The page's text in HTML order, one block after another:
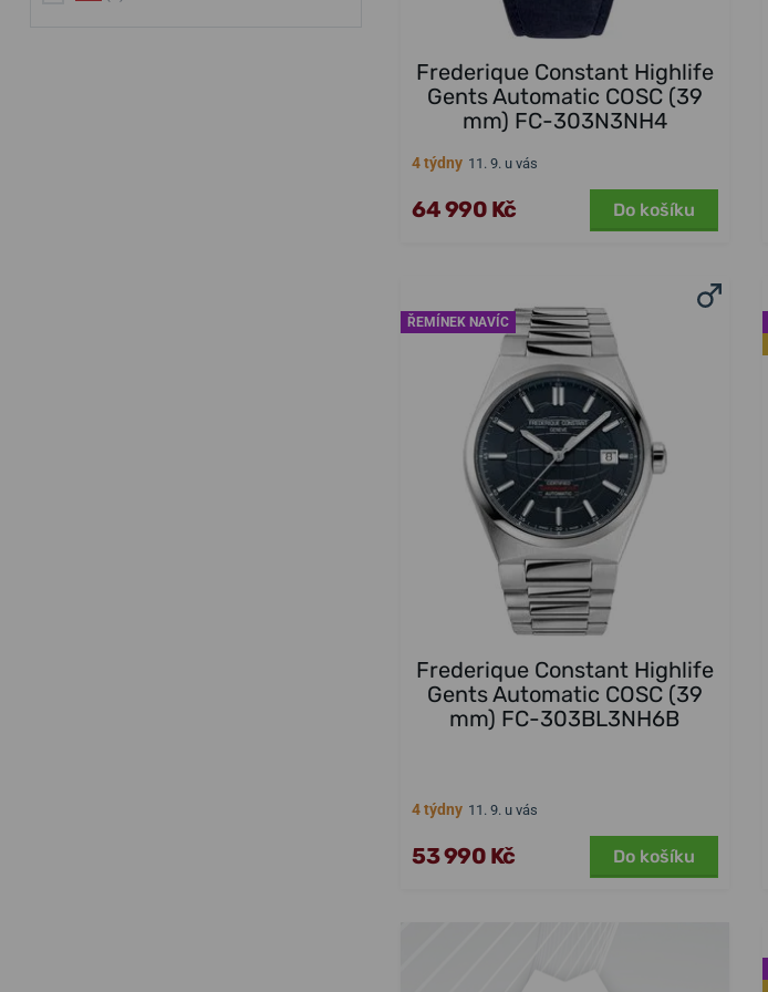
Frederique Constant Highlife
Gents Automatic COSC (39
mm) FC-303N3NH4
4 týdny 11. 9. u vás
64 990 Kč Do košíku
ŘEMÍNEK NAVÍC
Frederique Constant Highlife
Gents Automatic COSC (39
mm) FC-303BL3NH6B
4 týdny 11. 9. u vás
53 990 Kč Do košíku